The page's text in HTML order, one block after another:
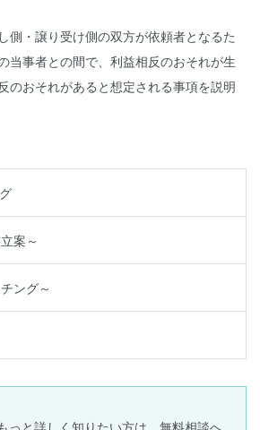
側・譲り受け側の双方が依頼者となるた
当事者との間で、利益相反のおそれが生
のおそれがあると想定される事項を説明
案～
ング～
っと詳しく知りたい方は、無料相談へ